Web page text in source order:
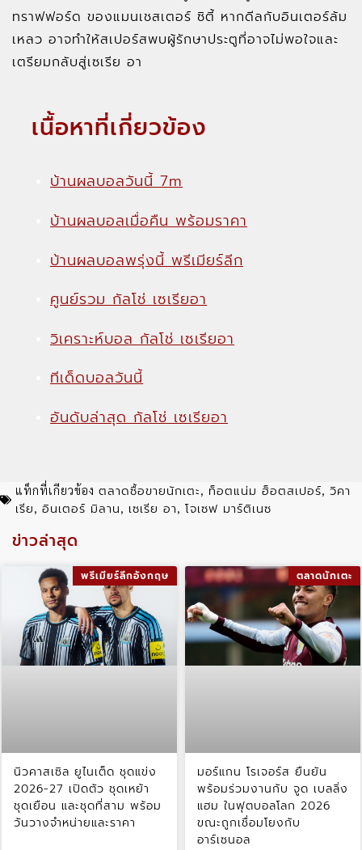
ทราฟฟอร์ด ของแมนเชสเตอร์ ซิตี้ หากดีลกับอินเตอร์ล้ม
เหลว อาจทำให้สเปอร์สพบผู้รักษาประตูที่อาจไม่พอใจและ
เตรียมกลับสู่เซเรีย อา
เนื้อหาที่เกี่ยวข้อง
บ้านผลบอลวันนี้ 7m
บ้านผลบอลเมื่อคืน พร้อมราคา
บ้านผลบอลพรุ่งนี้ พรีเมียร์ลีก
ศูนย์รวม กัลโช่ เซเรียอา
วิเคราะห์บอล กัลโช่ เซเรียอา
ทีเด็ดบอลวันนี้
อันดับล่าสุด กัลโช่ เซเรียอา
แท็กที่เกียวข้อง ตลาดซื้อขายนักเตะ, ท็อตแน่ม ฮ็อตสเปอร์, วิคา
เรีย, อินเตอร์ มิลาน, เซเรีย อา, โจเซฟ มาร์ติเนซ
ข่าวล่าสุด
พรีเมียร์ลีกอังกฤษ
นิวคาสเซิล ยูไนเต็ด ชุดแข่ง
2026-27 เปิดตัว ชุดเหย้า
ชุดเยือน และชุดที่สาม พร้อม
วันวางจำหน่ายและราคา
ตลาดนักเตะ
มอร์แกน โรเจอร์ส ยืนยัน
พร้อมร่วมงานกับ จูด เบลลิ่ง
แฮม ในฟุตบอลโลก 2026
ขณะถูกเชื่อมโยงกับ
อาร์เซนอล